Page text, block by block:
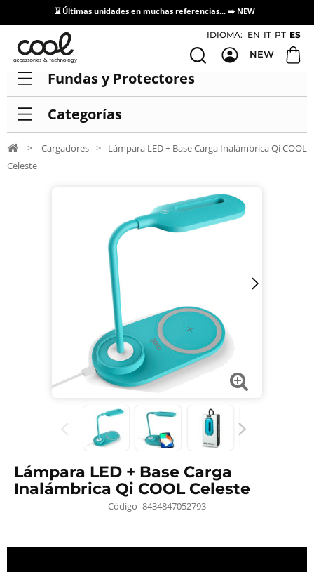
⌛ Últimas unidades en muchas referencias... ➡️ NEW
Acceso / Registro Distribuidores
IDIOMA: EN IT PT ES
NEW
Fundas y Protectores
Categorías
> Cargadores >
Lámpara LED + Base Carga Inalámbrica Qi COOL
Celeste
Lámpara LED + Base Carga
Inalámbrica Qi COOL Celeste
Código 8434847052793